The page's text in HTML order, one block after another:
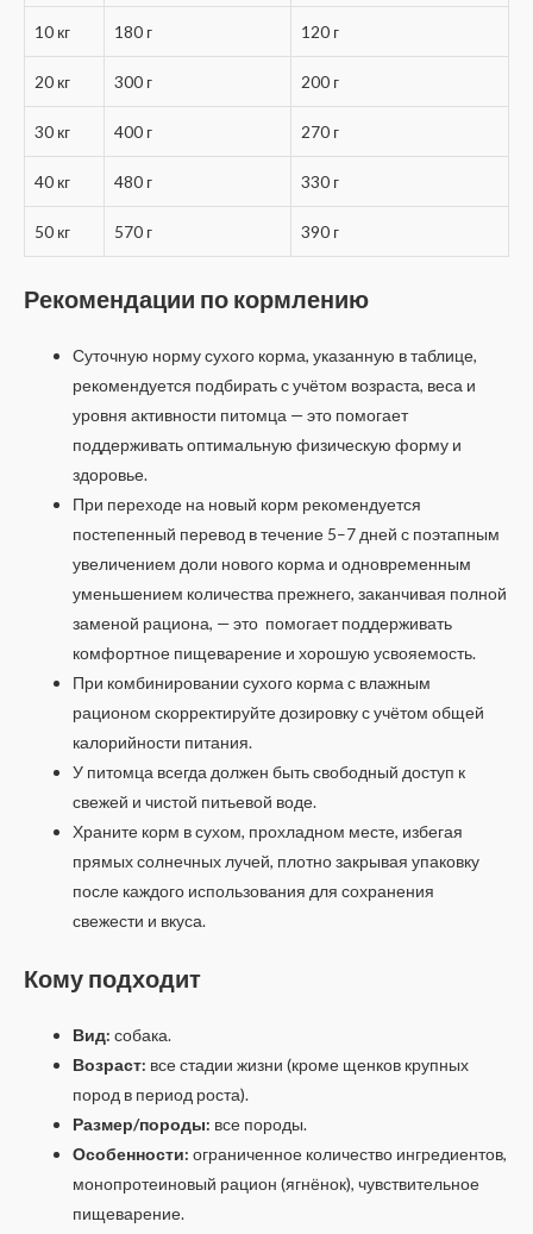
10 кг 180 г 120 г
20 кг 300 г 200 г
30 кг 400 г 270 г
40 кг 480 г 330 г
50 кг 570 г 390 г
Рекомендации по кормлению
Суточную норму сухого корма, указанную в таблице,
рекомендуется подбирать с учётом возраста, веса и
уровня активности питомца — это помогает
поддерживать оптимальную физическую форму и
здоровье.
При переходе на новый корм рекомендуется
постепенный перевод в течение 5–7 дней с поэтапным
увеличением доли нового корма и одновременным
уменьшением количества прежнего, заканчивая полной
заменой рациона, — это помогает поддерживать
комфортное пищеварение и хорошую усвояемость.
При комбинировании сухого корма с влажным
рационом скорректируйте дозировку с учётом общей
калорийности питания.
У питомца всегда должен быть свободный доступ к
свежей и чистой питьевой воде.
Храните корм в сухом, прохладном месте, избегая
прямых солнечных лучей, плотно закрывая упаковку
после каждого использования для сохранения
свежести и вкуса.
Кому подходит
Вид: собака.
Возраст: все стадии жизни (кроме щенков крупных
пород в период роста).
Размер/породы: все породы.
Особенности: ограниченное количество ингредиентов,
монопротеиновый рацион (ягнёнок), чувствительное
пищеварение.